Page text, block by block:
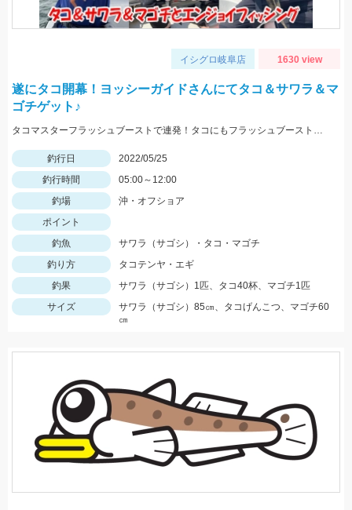
イシグロ岐阜店 1630 view
遂にタコ開幕！ヨッシーガイドさんにてタコ＆サワラ＆マ
ゴチゲット♪
タコマスターフラッシュブーストで連発！タコにもフラッシュブーストが効きます！！
釣行日
2022/05/25
釣行時間
05:00～12:00
釣場
沖・オフショア
ポイント
釣魚
サワラ（サゴシ）・タコ・マゴチ
釣り方
タコテンヤ・エギ
釣果
サワラ（サゴシ）1匹、タコ40杯、マゴチ1匹
サイズ
サワラ（サゴシ）85㎝、タコげんこつ、マゴチ60
㎝